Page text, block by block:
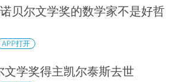
贝尔文学奖的数学家不是好哲
APP打开
学奖得主凯尔泰斯去世